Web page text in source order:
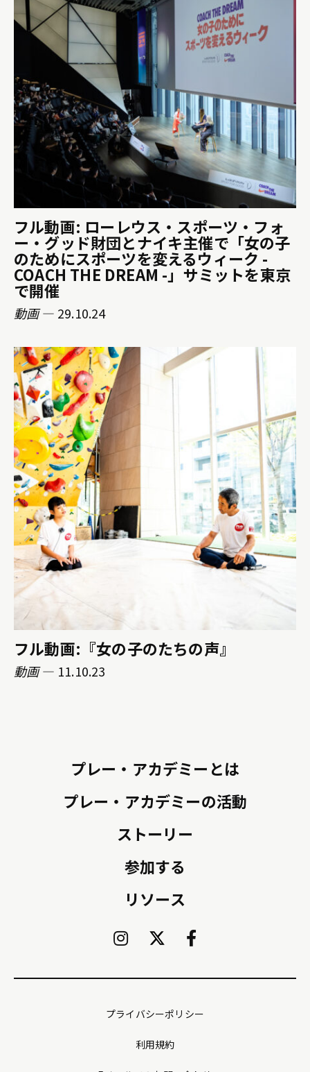
フル動画: ローレウス・スポーツ・フォ
ー・グッド財団とナイキ主催で「女の子
のためにスポーツを変えるウィーク -
COACH THE DREAM -」サミットを東京
で開催
動画— 29.10.24
フル動画:『女の子のたちの声』
動画— 11.10.23
プレー・アカデミーとは
プレー・アカデミーの活動
ストーリー
参加する
リソース
プライバシーポリシー
利用規約